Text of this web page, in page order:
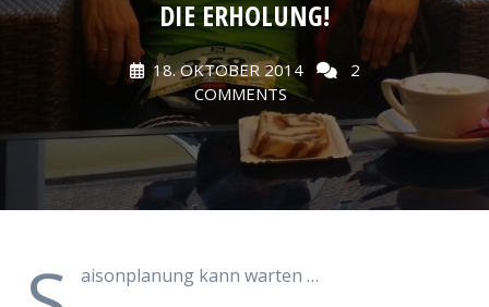
DIE ERHOLUNG!
18. OKTOBER 2014
2
COMMENTS
aisonplanung kann warten …